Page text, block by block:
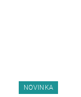
NOVINKA